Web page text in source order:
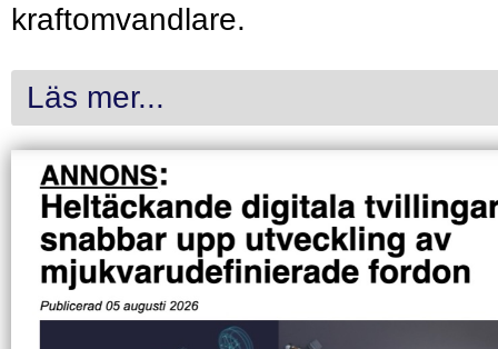
kraftomvandlare.
Läs mer...